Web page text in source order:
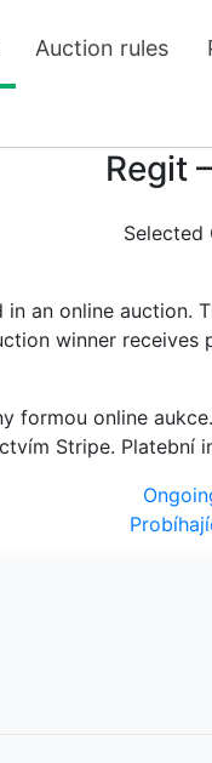
Auction rules
Regit
Selected
an online
winner
formou online
Stripe. Platební